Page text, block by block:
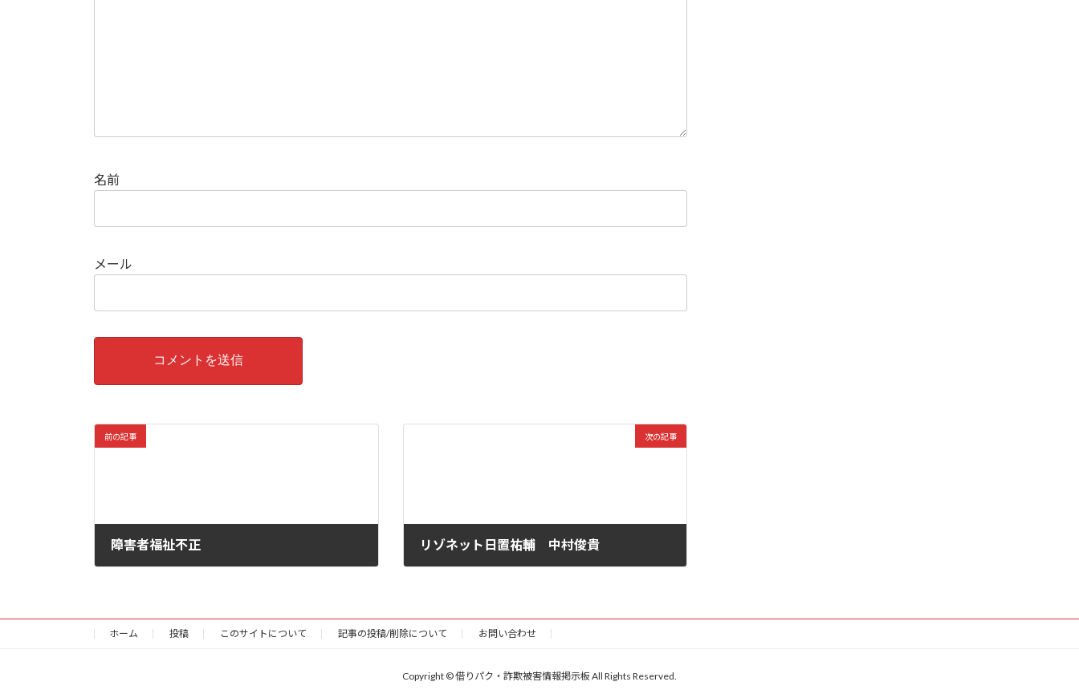
名前
メール
前の記事
障害者福祉不正
次の記事
リゾネット日置祐輔 中村俊貴
ホーム 投稿 このサイトについて 記事の投稿/削除について お問い合わせ
Copyright © 借りパク・詐欺被害情報掲示板 All Rights Reserved.